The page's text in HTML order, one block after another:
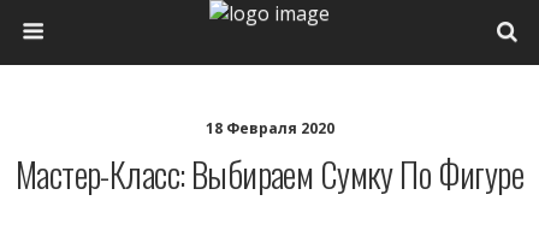
18 Февраля 2020
Мастер-Класс: Выбираем Сумку По Фигуре